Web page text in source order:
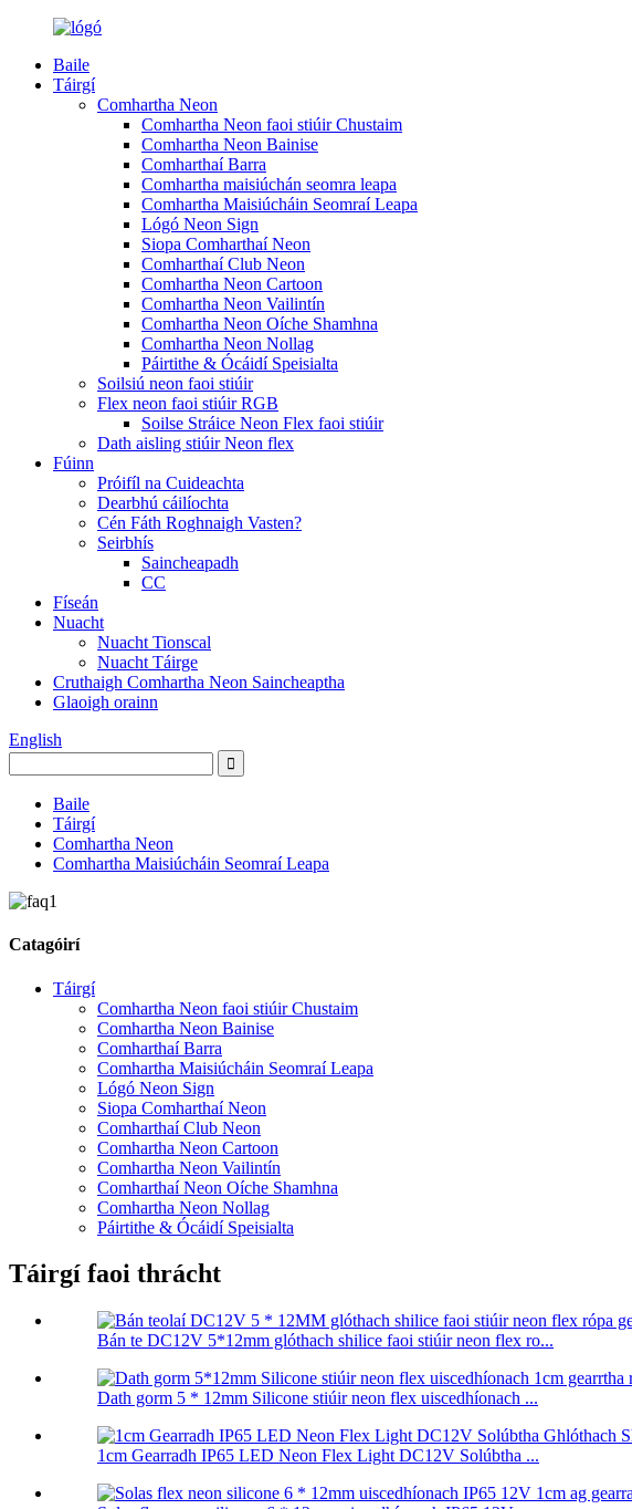
Baile
Táirgí
Comhartha Neon
Comhartha Neon faoi stiúir Chustaim
Comhartha Neon Bainise
Comharthaí Barra
Comhartha maisiúchán seomra leapa
Comhartha Maisiúcháin Seomraí Leapa
Lógó Neon Sign
Siopa Comharthaí Neon
Comharthaí Club Neon
Comhartha Neon Cartoon
Comhartha Neon Vailintín
Comhartha Neon Oíche Shamhna
Comhartha Neon Nollag
Páirtithe & Ócáidí Speisialta
Soilsiú neon faoi stiúir
Flex neon faoi stiúir RGB
Soilse Stráice Neon Flex faoi stiúir
Dath aisling stiúir Neon flex
Fúinn
Próifíl na Cuideachta
Dearbhú cáilíochta
Cén Fáth Roghnaigh Vasten?
Seirbhís
Saincheapadh
CC
Físeán
Nuacht
Nuacht Tionscal
Nuacht Táirge
Cruthaigh Comhartha Neon Saincheaptha
Glaoigh orainn
English
Baile
Táirgí
Comhartha Neon
Comhartha Maisiúcháin Seomraí Leapa
Catagóirí
Táirgí
Comhartha Neon faoi stiúir Chustaim
Comhartha Neon Bainise
Comharthaí Barra
Comhartha Maisiúcháin Seomraí Leapa
Lógó Neon Sign
Siopa Comharthaí Neon
Comharthaí Club Neon
Comhartha Neon Cartoon
Comhartha Neon Vailintín
Comharthaí Neon Oíche Shamhna
Comhartha Neon Nollag
Páirtithe & Ócáidí Speisialta
Táirgí faoi thrácht
Bán te DC12V 5*12mm glóthach shilice faoi stiúir neon flex ro...
Dath gorm 5 * 12mm Silicone stiúir neon flex uiscedhíonach ...
1cm Gearradh IP65 LED Neon Flex Light DC12V Solúbtha ...